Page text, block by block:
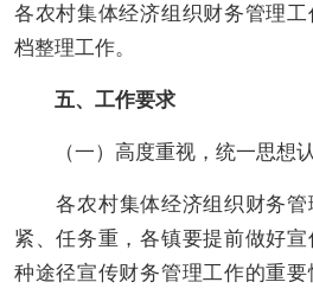
各农村集体经济组织财务管理
档整理工作。
五、工作要求
（一） 高度重视， 统一思想
各农村集体经济组织财务
紧、任务重，各镇要提前做好
种途径宣传财务管理工作的重